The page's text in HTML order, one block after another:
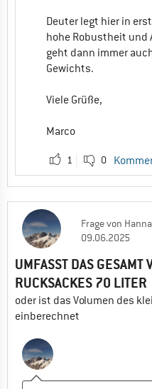
Deuter legt hier in
hohe Robustheit
geht dann immer
Gewichts.
Viele Grüße,
Marco
1 0
Fragevon
09.06.2025
UMFASST DAS GESAMT
UCKSACKES 70 LITER
oder ist das Volumen des
einberechnet